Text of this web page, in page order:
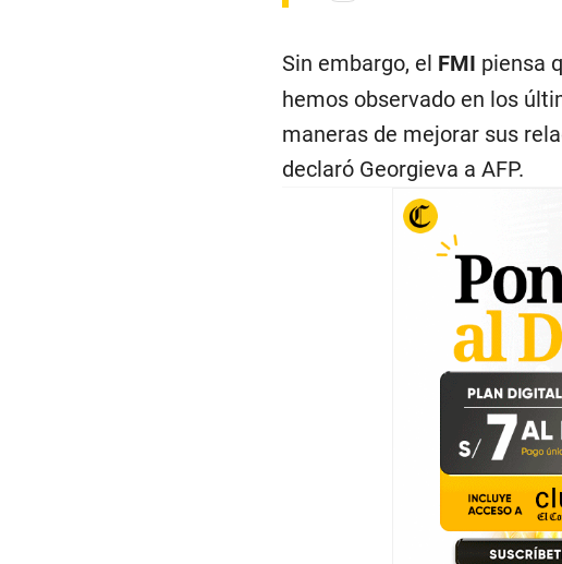
Sin embargo, el FMI piensa
hemos observado en los
maneras de mejorar sus
declaró Georgieva a AFP.